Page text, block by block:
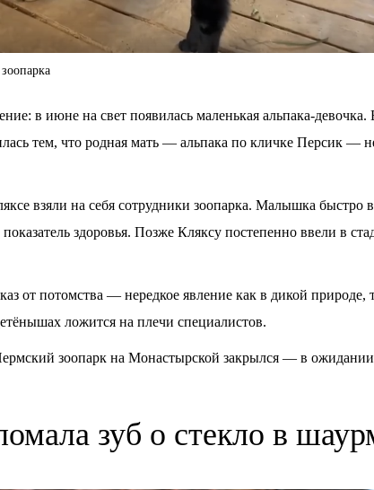
в июне на свет появилась маленькая альпака-
тем, что родная мать — альпака по кличке Персик —
взяли на себя сотрудники зоопарка. Малышка быстро
здоровья. Позже Кляксу постепенно ввели в
от потомства — нередкое явление как в дикой природе,
ложится на плечи специалистов.
зоопарк на Монастырской закрылся — в ожидании
зуб о стекло в